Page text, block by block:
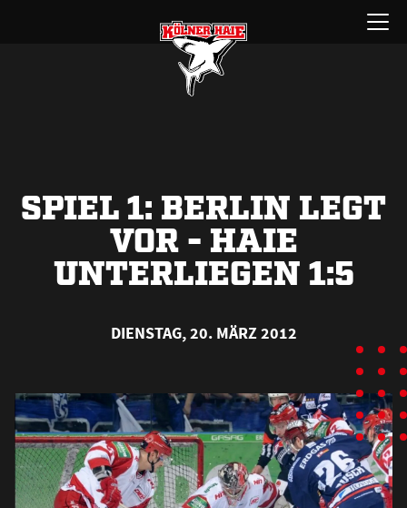
Menü
öffnen
SPIEL 1: BERLIN LEGT
VOR - HAIE
UNTERLIEGEN 1:5
DIENSTAG, 20. MÄRZ 2012